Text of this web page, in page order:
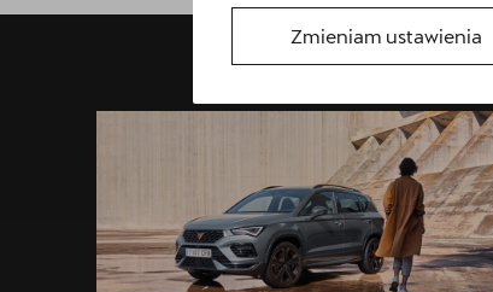
Zmieniam ustawienia